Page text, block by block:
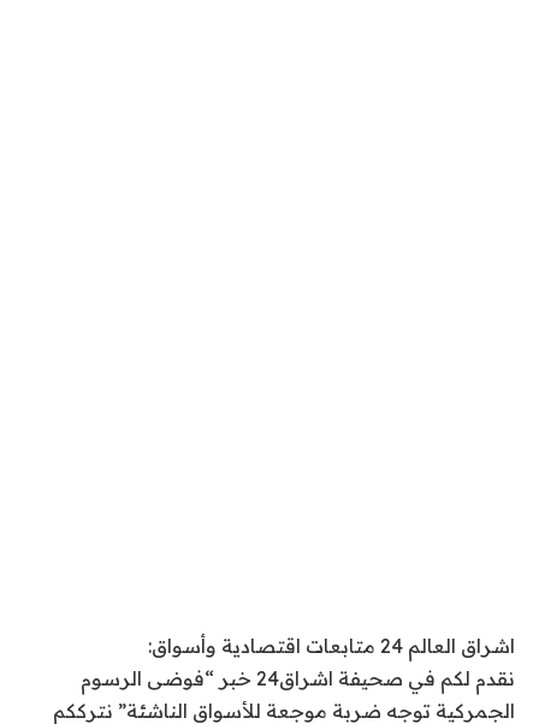
اشراق العالم 24 متابعات اقتصادية وأسواق:
نقدم لكم في صحيفة اشراق24 خبر “فوضى الرسوم
الجمركية توجه ضربة موجعة للأسواق الناشئة” نترككم